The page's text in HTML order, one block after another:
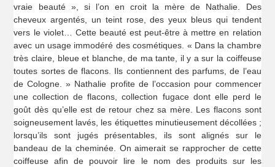
vraie beauté », si l’on en croit la mère de Nathalie. Des
cheveux argentés, un teint rose, des yeux bleus qui tendent
vers le violet… Cette beauté est peut-être à mettre en relation
avec un usage immodéré des cosmétiques. « Dans la chambre
très claire, bleue et blanche, de ma tante, il y a sur la coiffeuse
toutes sortes de flacons. Ils contiennent des parfums, de l’eau
de Cologne. » Nathalie profite de l’occasion pour commencer
une collection de flacons, collection fugace dont elle perd le
goût dès qu’elle est de retour chez sa mère. Les flacons sont
soigneusement lavés, les étiquettes minutieusement décollées ;
lorsqu’ils sont jugés présentables, ils sont alignés sur le
bandeau de la cheminée. On aimerait se rapprocher de cette
coiffeuse afin de pouvoir lire le nom des produits sur les